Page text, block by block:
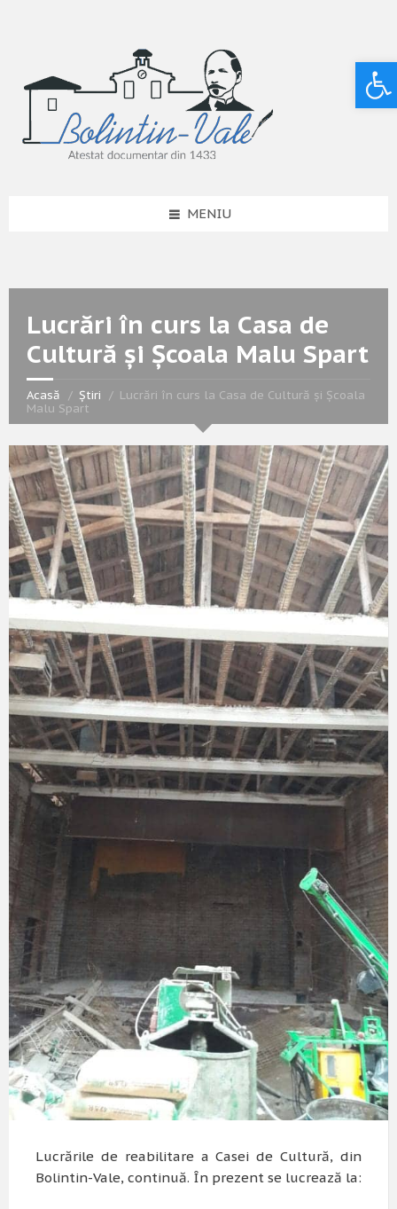
MENIU
Lucrări în curs la Casa de
Cultură și Școala Malu Spart
Acasă Știri
Lucrări în curs la Casa de Cultură și Școala
Malu Spart
Lucrările de reabilitare a Casei de Cultură, din
Bolintin-Vale, continuă. În prezent se lucrează la:
Deschide bara de unelte